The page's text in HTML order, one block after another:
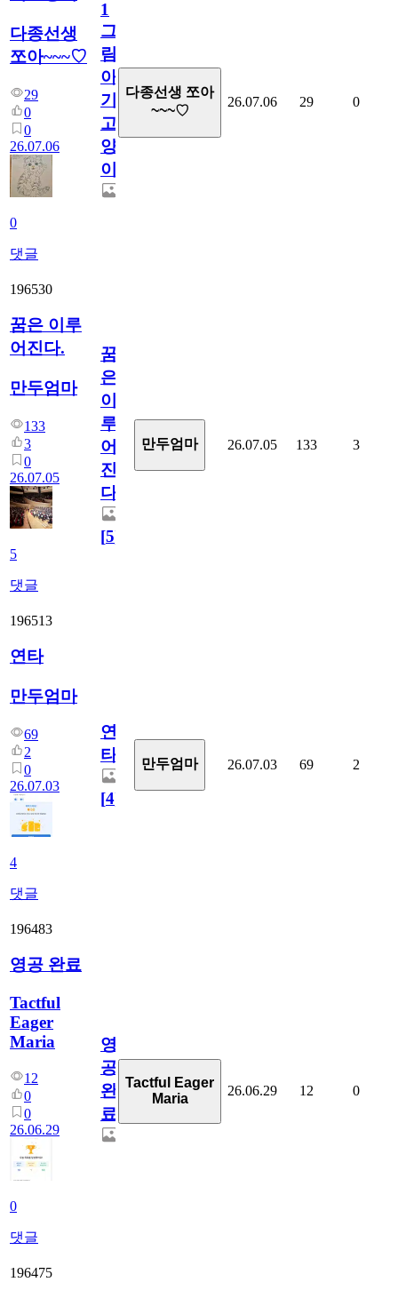
다종선생
쪼아~~~♡
29
0
0
26.07.06
0
댓글
1
그
림...
아
기
고
양
이
다종선생 쪼아
~~~♡
26.07.06 29 0
196530
꿈은 이루
어진다.
만두엄마
133
3
0
26.07.05
5
댓글
꿈
은
이
루
어
진
다.
[5]
만두엄마 26.07.05 133 3
196513
연타
만두엄마
69
2
0
26.07.03
4
댓글
연
타
[4]
만두엄마 26.07.03 69 2
196483
영공 완료
Tactful
Eager
Maria
12
0
0
26.06.29
0
댓글
영
공
완
료
Tactful Eager
Maria
26.06.29 12 0
196475